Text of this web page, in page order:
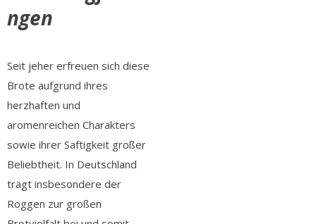
ngen
Seit jeher erfreuen sich diese
Brote aufgrund ihres
herzhaften und
aromenreichen Charakters
sowie ihrer Saftigkeit großer
Beliebtheit. In Deutschland
trägt insbesondere der
Roggen zur großen